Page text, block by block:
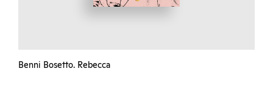
Benni Bosetto. Rebecca